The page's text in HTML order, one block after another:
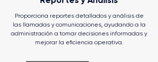
Proporciona reportes detallados y análisis de
las llamadas y comunicaciones, ayudando a la
administración a tomar decisiones informadas y
mejorar la eficiencia operativa.